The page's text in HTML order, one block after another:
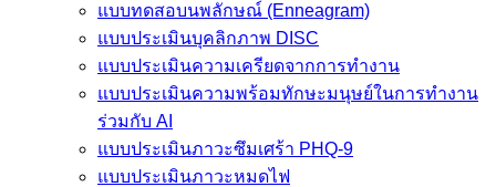
แบบทดสอบนพลักษณ์ (Enneagram)
แบบประเมินบุคลิกภาพ DISC
แบบประเมินความเครียดจากการทำงาน
แบบประเมินความพร้อมทักษะมนุษย์ในการทำงาน
ร่วมกับ AI
แบบประเมินภาวะซึมเศร้า PHQ-9
แบบประเมินภาวะหมดไฟ